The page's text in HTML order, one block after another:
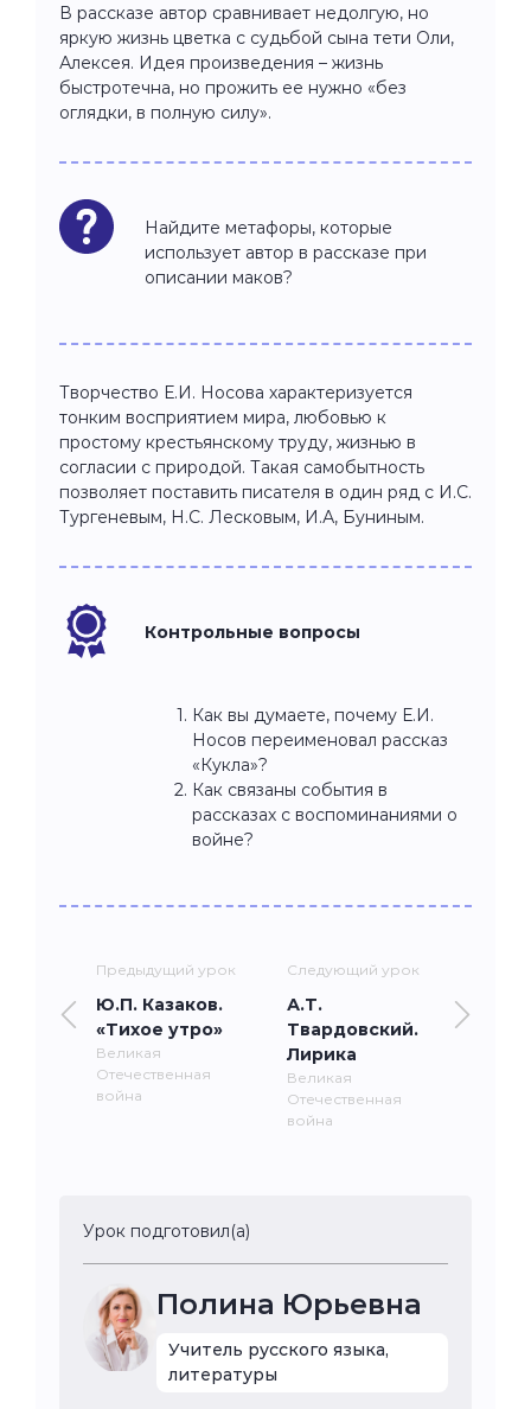
В рассказе автор сравнивает недолгую, но
яркую жизнь цветка с судьбой сына тети Оли,
Алексея. Идея произведения – жизнь
быстротечна, но прожить ее нужно «без
оглядки, в полную силу».
Найдите метафоры, которые
использует автор в рассказе при
описании маков?
Творчество Е.И. Носова характеризуется
тонким восприятием мира, любовью к
простому крестьянскому труду, жизнью в
согласии с природой. Такая самобытность
позволяет поставить писателя в один ряд с И.С.
Тургеневым, Н.С. Лесковым, И.А, Буниным.
Контрольные вопросы
Как вы думаете, почему Е.И.
Носов переименовал рассказ
«Кукла»?
Как связаны события в
рассказах с воспоминаниями о
войне?
Предыдущий урок
Ю.П. Казаков.
«Тихое утро»
Великая
Отечественная
война
Следующий урок
А.Т.
Твардовский.
Лирика
Великая
Отечественная
война
Урок подготовил(а)
Полина Юрьевна
Учитель русского языка,
литературы